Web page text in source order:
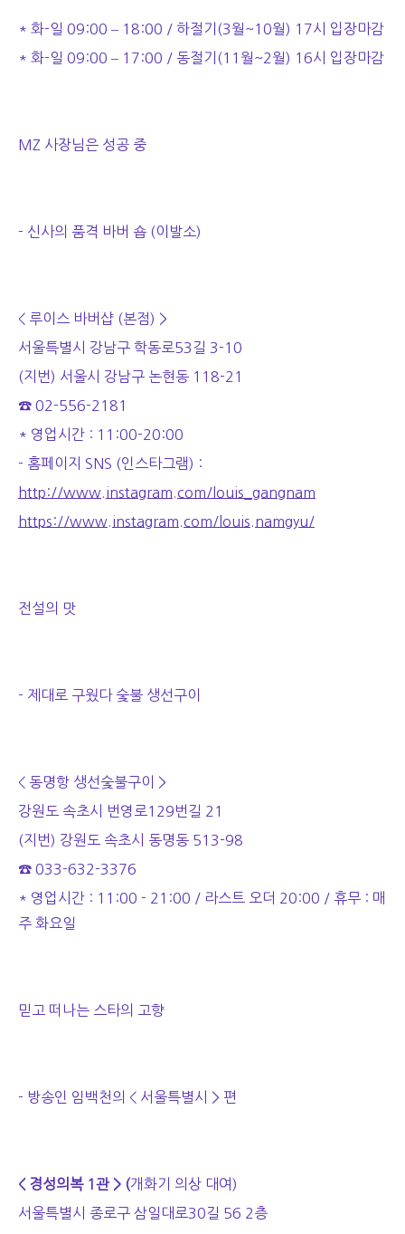
* 화-일 09:00 – 18:00 / 하절기(3월~10월) 17시 입장마감
* 화-일 09:00 – 17:00 / 동절기(11월~2월) 16시 입장마감
MZ 사장님은 성공 중
- 신사의 품격 바버 숍 (이발소)
< 루이스 바버샵 (본점) >
서울특별시 강남구 학동로53길 3-10
(지번) 서울시 강남구 논현동 118-21
☎ 02-556-2181
* 영업시간 : 11:00-20:00
- 홈페이지 SNS (인스타그램) :
http://www.instagram.com/louis_gangnam
https://www.instagram.com/louis.namgyu/
전설의 맛
- 제대로 구웠다 숯불 생선구이
< 동명항 생선숯불구이 >
강원도 속초시 번영로129번길 21
(지번) 강원도 속초시 동명동 513-98
☎ 033-632-3376
* 영업시간 : 11:00 - 21:00 / 라스트 오더 20:00 / 휴무 : 매
주 화요일
믿고 떠나는 스타의 고향
- 방송인 임백천의 < 서울특별시 > 편
< 경성의복 1관 > (개화기 의상 대여)
서울특별시 종로구 삼일대로30길 56 2층